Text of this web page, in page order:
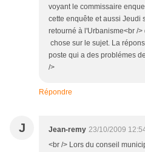
voyant le commissaire
cette enquête et aussi Jeudi
retourné à l'Urbanisme<br /
chose sur le sujet. La
poste qui a des problémes
/>
Répondre
J Jean-remy 23/10/2009
<br /> Lors du conseil